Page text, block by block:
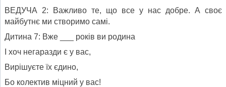
ВЕДУЧА 2: Важливо те, що все у нас добре. А своє
майбутнє ми створимо самі.
Дитина 7: Вже ___ років ви родина
І хоч негаразди є у вас,
Вирішуєте їх єдино,
Бо колектив міцний у вас!